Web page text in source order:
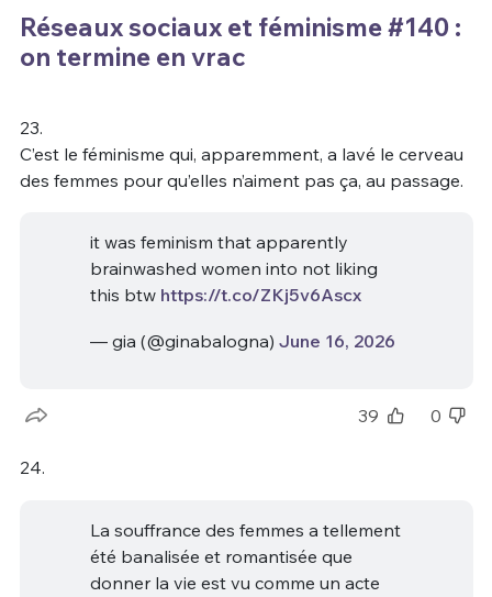
Réseaux sociaux et féminisme #140 :
on termine en vrac
23.
C’est le féminisme qui, apparemment, a lavé le cerveau
des femmes pour qu’elles n’aiment pas ça, au passage.
it was feminism that apparently
brainwashed women into not liking
this btw https://t.co/ZKj5v6Ascx
— gia (@ginabalogna) June 16, 2026
39 0
24.
La souffrance des femmes a tellement
été banalisée et romantisée que
donner la vie est vu comme un acte